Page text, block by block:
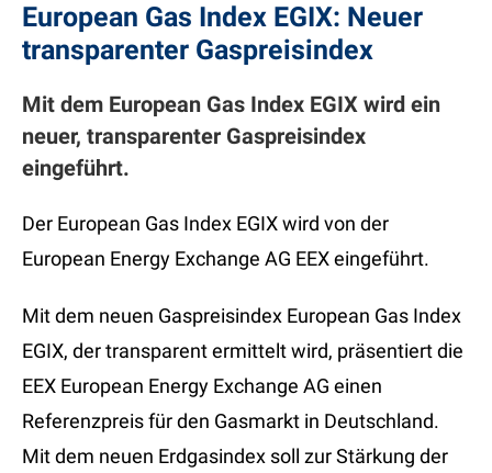
European Gas Index EGIX: Neuer
transparenter Gaspreisindex
Mit dem European Gas Index EGIX wird ein
neuer, transparenter Gaspreisindex
eingeführt.
Der European Gas Index EGIX wird von der
European Energy Exchange AG EEX eingeführt.
Mit dem neuen Gaspreisindex European Gas Index
EGIX, der transparent ermittelt wird, präsentiert die
EEX European Energy Exchange AG einen
Referenzpreis für den Gasmarkt in Deutschland.
Mit dem neuen Erdgasindex soll zur Stärkung der